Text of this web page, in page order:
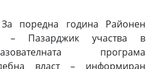
За поредна година Районен
– Пазарджик участва в
програма
власт – информиран